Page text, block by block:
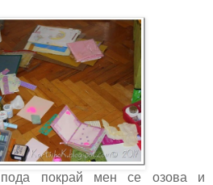
покрай мен се озова и